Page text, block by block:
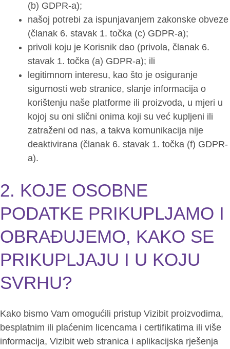
(b) GDPR-a);
našoj potrebi za ispunjavanjem zakonske obveze
(članak 6. stavak 1. točka (c) GDPR-a);
privoli koju je Korisnik dao (privola, članak 6.
stavak 1. točka (a) GDPR-a); ili
legitimnom interesu, kao što je osiguranje
sigurnosti web stranice, slanje informacija o
korištenju naše platforme ili proizvoda, u mjeri u
kojoj su oni slični onima koji su već kupljeni ili
zatraženi od nas, a takva komunikacija nije
deaktivirana (članak 6. stavak 1. točka (f) GDPR-
a).
2. KOJE OSOBNE
PODATKE PRIKUPLJAMO I
OBRAĐUJEMO, KAKO SE
PRIKUPLJAJU I U KOJU
SVRHU?
Kako bismo Vam omogućili pristup Vizibit proizvodima,
besplatnim ili plaćenim licencama i certifikatima ili više
informacija, Vizibit web stranica i aplikacijska rješenja